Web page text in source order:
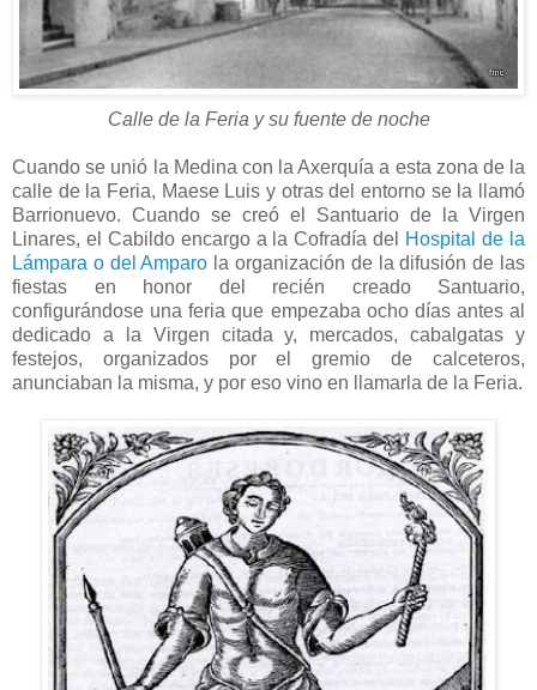
Calle de la Feria y su fuente de noche
Cuando se unió la Medina con la Axerquía a esta zona de la
calle de la Feria, Maese Luis y otras del entorno se la llamó
Barrionuevo. Cuando se creó el Santuario de la Virgen
Linares, el Cabildo encargo a la Cofradía del
Hospital de la
Lámpara o del Amparo la organización de la difusión de las
fiestas en honor del recién creado Santuario,
configurándose una feria que empezaba ocho días antes al
dedicado a la Virgen citada y, mercados, cabalgatas y
festejos, organizados por el gremio de calceteros,
anunciaban la misma, y por eso vino en llamarla de la Feria.